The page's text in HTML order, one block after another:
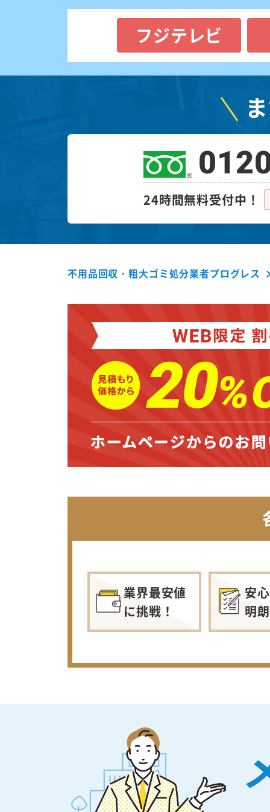
フジテレビ
24時間無料受付中！
不用品回収・粗大ゴミ処分業者プログレス
業界最安値
に挑戦！
安
明